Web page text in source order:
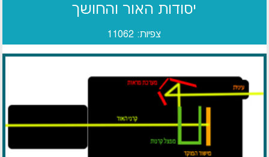
יסודות האור והחושך
צפיות: 11062